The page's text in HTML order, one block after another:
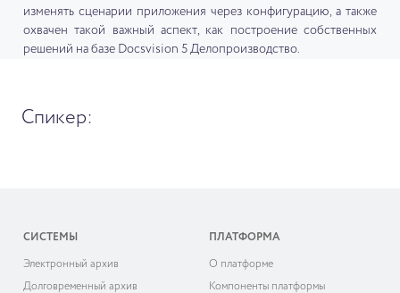
изменять сценарии приложения через конфигурацию, а также
охвачен такой важный аспект, как построение собственных
решений на базе Docsvision 5 Делопроизводство.
Спикер:
СИСТЕМЫ
Электронный архив
Долговременный архив
ПЛАТФОРМА
О платформе
Компоненты платформы